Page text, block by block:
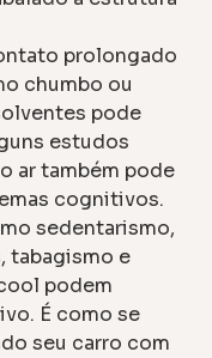
prolongado
chumbo ou
pode
estudos
ar também pode
cognitivos.
sedentarismo,
tabagismo e
podem
É como se
seu carro com